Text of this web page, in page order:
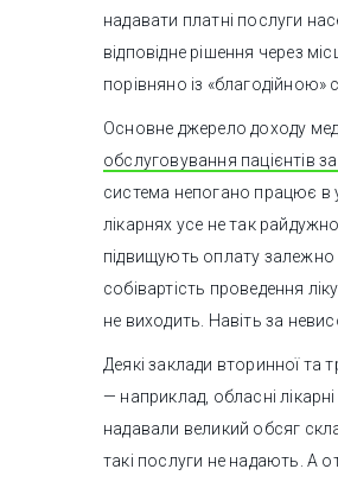
надавати платні послуги
відповідне рішення через
порівняно із «благодійною»
Основне джерело доходу
обслуговування пацієнтів
система непогано працює
лікарнях усе не так
підвищують оплату залежно
собівартість проведення
не виходить. Навіть за
Деякі заклади вторинної та
— наприклад, обласні
надавали великий обсяг
такі послуги не надають. А